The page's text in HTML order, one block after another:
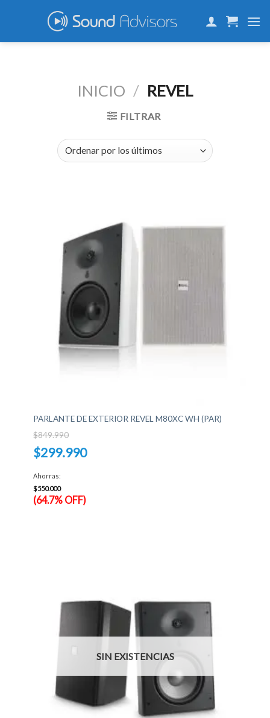
INICIO / REVEL
FILTRAR
PARLANTE DE EXTERIOR REVEL M80XC WH (PAR)
$849.990
El
precio
original
$849.990.
$299.990
precio
actual
es:
$299.990.
Ahorras:
$550.000
(64.7% OFF)
SIN EXISTENCIAS